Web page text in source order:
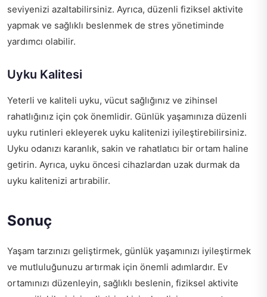
seviyenizi azaltabilirsiniz. Ayrıca, düzenli fiziksel aktivite
yapmak ve sağlıklı beslenmek de stres yönetiminde
yardımcı olabilir.
Uyku Kalitesi
Yeterli ve kaliteli uyku, vücut sağlığınız ve zihinsel
rahatlığınız için çok önemlidir. Günlük yaşamınıza düzenli
uyku rutinleri ekleyerek uyku kalitenizi iyileştirebilirsiniz.
Uyku odanızı karanlık, sakin ve rahatlatıcı bir ortam haline
getirin. Ayrıca, uyku öncesi cihazlardan uzak durmak da
uyku kalitenizi artırabilir.
Sonuç
Yaşam tarzınızı geliştirmek, günlük yaşamınızı iyileştirmek
ve mutluluğunuzu artırmak için önemli adımlardır. Ev
ortamınızı düzenleyin, sağlıklı beslenin, fiziksel aktivite